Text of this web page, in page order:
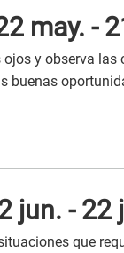
may. -
y observa las
buenas
jun. - 22
que